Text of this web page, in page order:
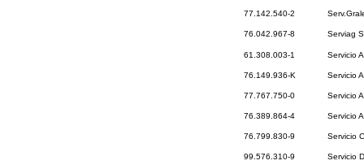
77.142.540-2
76.042.967-8 Serviag
61.308.003-1 Servicio
76.149.936-K Servicio
77.767.750-0 Servicio
76.389.864-4 Servicio
76.799.830-9 Servicio
99.576.310-9 Servicio